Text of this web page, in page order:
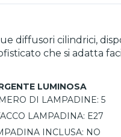
diffusori cilindrici,
che si adatta
decorativo distintivo
crea un effetto di luce
plafoniera non è solo
LUMINOSA
DI LAMPADINE: 5
LAMPADINA: E27
INCLUSA: NO